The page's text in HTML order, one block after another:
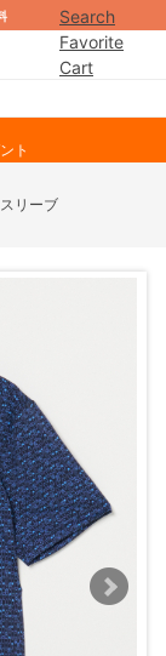
Search
Favorite
Cart
ト
リーブ